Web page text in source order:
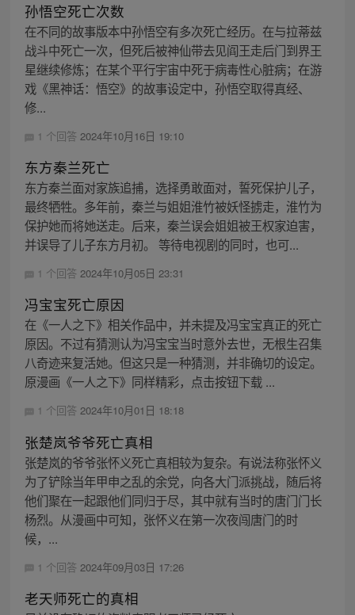
孙悟空死亡次数
在不同的故事版本中孙悟空有多次死亡经历。在与拉蒂兹
战斗中死亡一次，但死后被神仙带去见阎王走后门到界王
星继续修炼；在某个平行宇宙中死于病毒性心脏病；在游
戏《黑神话：悟空》的故事设定中，孙悟空取得真经、
修...
1 个回答 2024年10月16日 19:10
东方秦兰死亡
东方秦兰面对家族追捕，选择勇敢面对，誓死保护儿子，
最终牺牲。多年前，秦兰与姐姐淮竹被妖怪掳走，淮竹为
保护她而将她送走。后来，秦兰误会姐姐被王权家迫害，
并误导了儿子东方月初。 等待电视剧的同时，也可...
1 个回答 2024年10月05日 23:31
冯宝宝死亡原因
在《一人之下》相关作品中，并未提及冯宝宝真正的死亡
原因。不过有猜测认为冯宝宝当时意外去世，无根生召集
八奇迹来复活她。但这只是一种猜测，并非确切的设定。
原漫画《一人之下》同样精彩，点击按钮下载 ...
1 个回答 2024年10月01日 18:18
张楚岚爷爷死亡真相
张楚岚的爷爷张怀义死亡真相较为复杂。有说法称张怀义
为了铲除当年甲申之乱的余党，向各大门派挑战，随后将
他们聚在一起跟他们同归于尽，其中就有当时的唐门门长
杨烈。从漫画中可知，张怀义在第一次夜闯唐门的时
候，...
1 个回答 2024年09月03日 17:26
老天师死亡的真相